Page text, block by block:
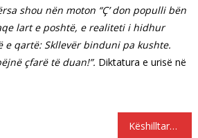
shou nën moton “Ç’ don populli bën
lart e poshtë, e realiteti i hidhur
e qartë: Skllevër binduni pa kushte.
çfarë të duan!”. Diktatura e urisë në
Këshilltarë, refuzoni rritjen e çmimit të ujit në Tiranë